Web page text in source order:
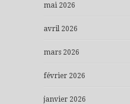
mai 2026
avril 2026
mars 2026
février 2026
janvier 2026